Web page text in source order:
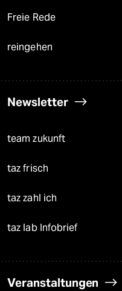
Freie Rede
reingehen
Newsletter
team zukunft
taz frisch
taz zahl ich
taz lab Infobrief
Veranstaltungen